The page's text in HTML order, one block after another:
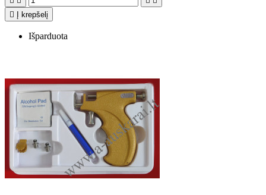

Į krepšelį
Išparduota